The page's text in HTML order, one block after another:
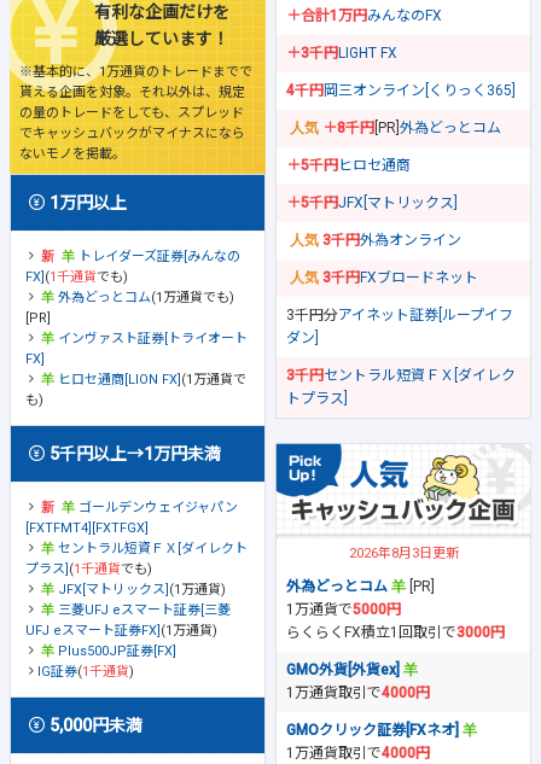
有利な企画だけを
厳選しています！
※基本的に、1万通貨のトレードまでで
貰える企画を対象。それ以外は、規定
の量のトレードをしても、スプレッド
でキャッシュバックがマイナスになら
ないモノを掲載。
1万円以上
トレイダーズ証券[みんなの
FX] (1千通貨でも)
外為どっとコム(1万通貨でも)
[PR]
インヴァスト証券[トライオート
FX]
ヒロセ通商[LION FX] (1万通貨で
も)
5千円以上→1万円未満
ゴールデンウェイジャパン
[FXTFMT4][FXTFGX]
セントラル短資ＦＸ[ダイレクト
プラス] (1千通貨でも)
JFX[マトリックス] (1万通貨)
三菱UFJ eスマート証券[三菱
UFJ eスマート証券FX] (1万通貨)
Plus500JP証券[FX]
IG証券(1千通貨)
5,000円未満
＋合計1万円みんなのFX
＋3千円LIGHT FX
4千円岡三オンライン[くりっく365]
＋8千円 [PR] 外為どっとコム
＋5千円ヒロセ通商
＋5千円JFX[マトリックス]
3千円外為オンライン
3千円FXブロードネット
3千円分アイネット証券[ループイフ
ダン]
3千円セントラル短資ＦＸ[ダイレク
トプラス]
2026年8月3日更新
外為どっとコム
[PR]
1万通貨で5000円
らくらくFX積立1回取引で3000円
GMO外貨[外貨ex]
1万通貨取引で4000円
GMOクリック証券[FXネオ]
1万通貨取引で4000円